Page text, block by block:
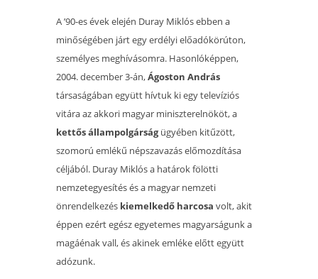
A ’90-es évek elején Duray Miklós ebben a
minőségében járt egy erdélyi előadókörúton,
személyes meghívásomra. Hasonlóképpen,
2004. december 3-án,Ágoston András
társaságában együtt hívtuk ki egy televíziós
vitára az akkori magyar miniszterelnököt, a
kettős állampolgárságügyében kitűzött,
szomorú emlékű népszavazás előmozdítása
céljából. Duray Miklós a határok fölötti
nemzetegyesítés és a magyar nemzeti
önrendelkezés kiemelkedő harcosa volt, akit
éppen ezért egész egyetemes magyarságunk a
magáénak vall, és akinek emléke előtt együtt
adózunk.